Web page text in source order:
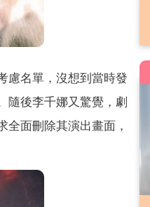
慮名單，沒想到當時發
隨後李千娜又驚覺，劇
面刪除其演出畫面，